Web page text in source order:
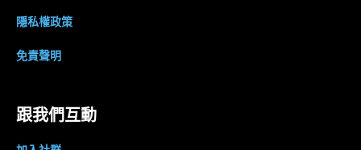
隱私權政策
免責聲明
跟我們互動